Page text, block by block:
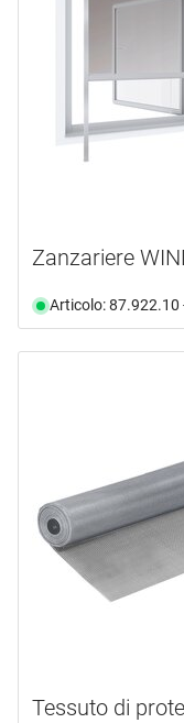
Zanzariere
Articolo: 87.922.10
Tessuto di